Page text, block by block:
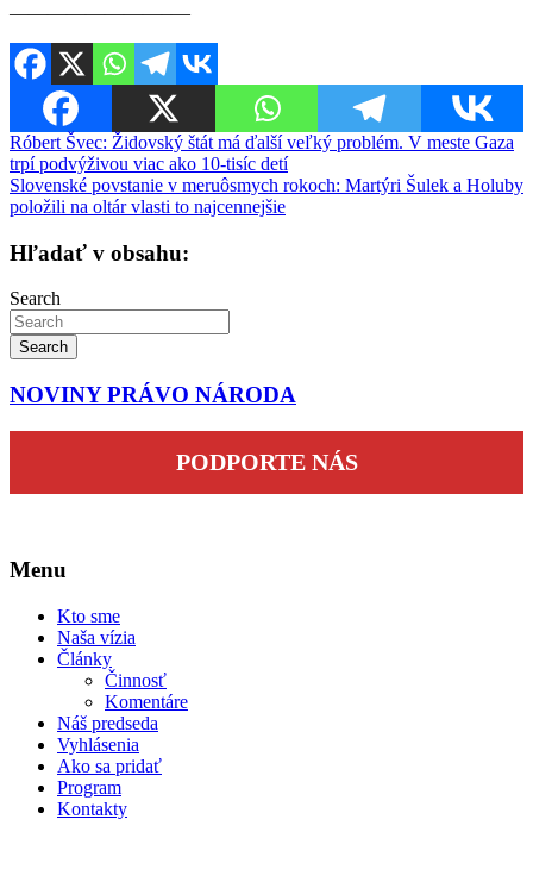
————————–—
Navigácia
v
článku
Róbert Švec: Židovský štát má ďalší veľký problém. V meste Gaza
trpí podvýživou viac ako 10-tisíc detí
Slovenské povstanie v meruôsmych rokoch: Martýri Šulek a Holuby
položili na oltár vlasti to najcennejšie
Hľadať v obsahu:
Search
Search
NOVINY PRÁVO NÁRODA
PODPORTE NÁS
Menu
Kto sme
Naša vízia
Články
Činnosť
Komentáre
Náš predseda
Vyhlásenia
Ako sa pridať
Program
Kontakty